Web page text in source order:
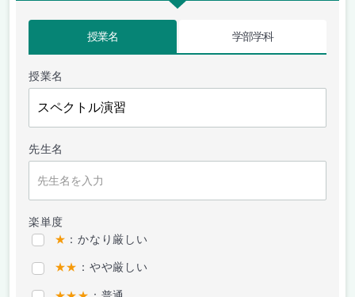
授業名 学部学科
授業名
先生名
楽単度
★ ：かなり厳しい
★★ ：やや厳しい